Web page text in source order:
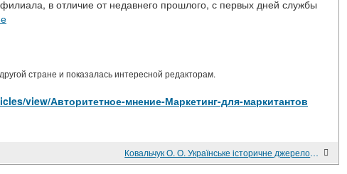
в отличие от недавнего прошлого, с первых дней службы
стране и показалась интересной редакторам.
view/Авторитетное-мнение-Маркетинг-для-маркитантов
Ковальчук О. О. Українське історичне джерелознавство доби романтизму